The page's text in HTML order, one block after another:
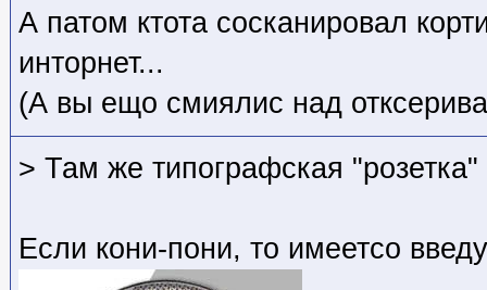
А патом ктота сосканировал
инторнет...
(А вы ещо смиялис над
> Там же типографская "розетка"
Если кони-пони, то имеетсо